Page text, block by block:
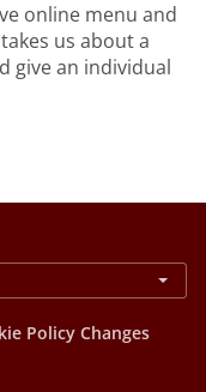
online menu and
us about a
give an individual
Policy Changes